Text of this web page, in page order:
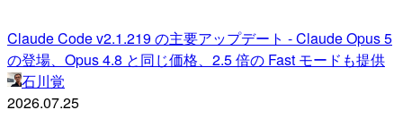
Claude Code v2.1.219 の主要アップデート - Claude Opus 5
の登場、Opus 4.8 と同じ価格、2.5 倍の Fast モードも提供
石川覚
2026.07.25